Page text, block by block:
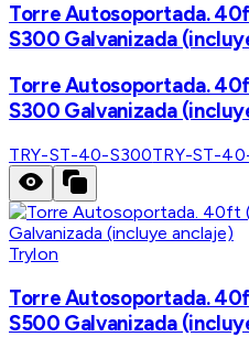
Torre Autosoportada.
S300 Galvanizada
Torre Autosoportada.
S300 Galvanizada
TRY-ST-40-S300TRY-ST-
Trylon
Torre Autosoportada.
S500 Galvanizada